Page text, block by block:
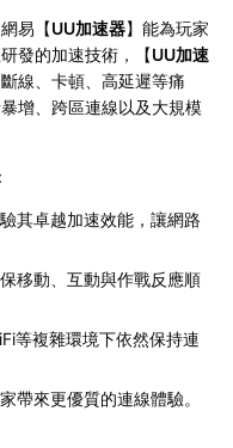
易【UU加速器】能為玩家
發的加速技術，【UU加速
線、卡頓、高延遲等痛
增、跨區連線以及大規模
其卓越加速效能，讓網路
移動、互動與作戰反應順
等複雜環境下依然保持連
帶來更優質的連線體驗。